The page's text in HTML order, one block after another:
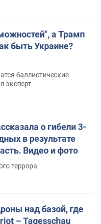
а Трамп
быть Украине?
баллистические
эксперт
о гибели 3-
в результате
Видео и фото
террора
над базой, где
– Tagesschau